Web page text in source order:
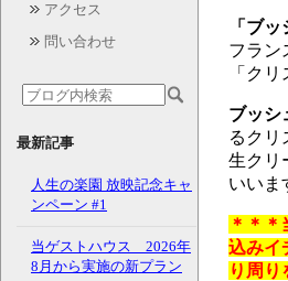
アクセス
問い合わせ
最新記事
人生の楽園 放映記念キャ
ンペーン #1
当ゲストハウス 2026年
8月から実施の新プラン
「ブ
フラン
「ク
ブッシ
るクリ
生クリ
いいま
＊＊
込みイ
り周